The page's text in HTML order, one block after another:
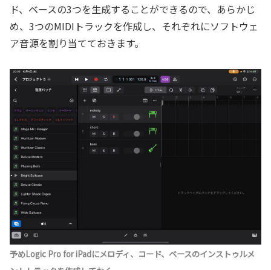
ド、ベースの3つを生成することができるので、あらかじ
め、3つのMIDIトラックを作成し、それぞれにソフトウェ
ア音源を割り当てておきます。
予めLogic Pro for iPadにメロディ、コード、ベースのインストゥルメ